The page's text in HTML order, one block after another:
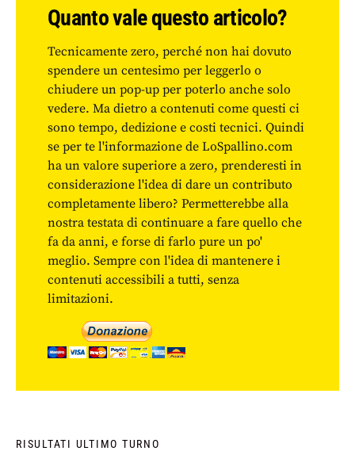
Quanto vale questo articolo?
Tecnicamente zero, perché non hai dovuto
spendere un centesimo per leggerlo o
chiudere un pop-up per poterlo anche solo
vedere. Ma dietro a contenuti come questi ci
sono tempo, dedizione e costi tecnici. Quindi
se per te l'informazione de LoSpallino.com
ha un valore superiore a zero, prenderesti in
considerazione l'idea di dare un contributo
completamente libero? Permetterebbe alla
nostra testata di continuare a fare quello che
fa da anni, e forse di farlo pure un po'
meglio. Sempre con l'idea di mantenere i
contenuti accessibili a tutti, senza
limitazioni.
RISULTATI ULTIMO TURNO